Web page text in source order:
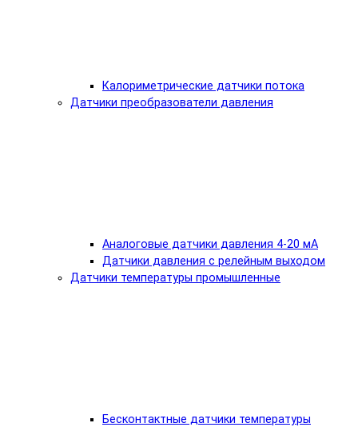
Калориметрические датчики потока
Датчики преобразователи давления
Аналоговые датчики давления 4-20 мА
Датчики давления с релейным выходом
Датчики температуры промышленные
Бесконтактные датчики температуры